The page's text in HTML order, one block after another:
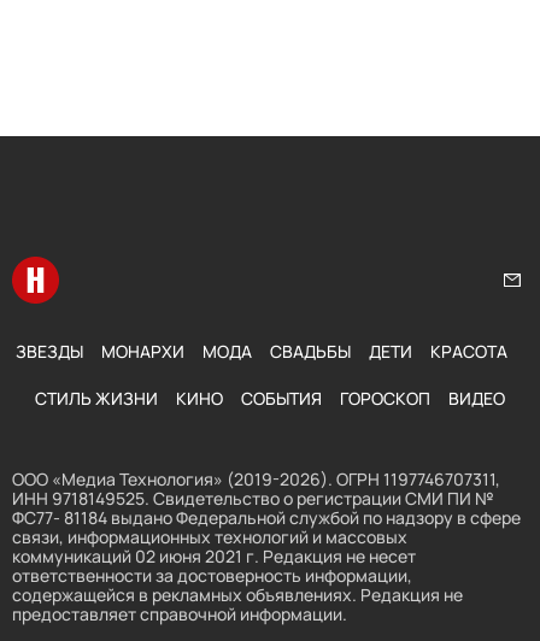
Перейти на главную
ЗВЕЗДЫ МОНАРХИ МОДА СВАДЬБЫ ДЕТИ КРАСОТА
СТИЛЬ ЖИЗНИ КИНО СОБЫТИЯ ГОРОСКОП ВИДЕО
ООО «Медиа Технология» (2019-2026). ОГРН 1197746707311,
ИНН 9718149525. Свидетельство о регистрации СМИ ПИ №
ФС77- 81184 выдано Федеральной службой по надзору в сфере
связи, информационных технологий и массовых
коммуникаций 02 июня 2021 г. Редакция не несет
ответственности за достоверность информации,
содержащейся в рекламных объявлениях. Редакция не
предоставляет справочной информации.